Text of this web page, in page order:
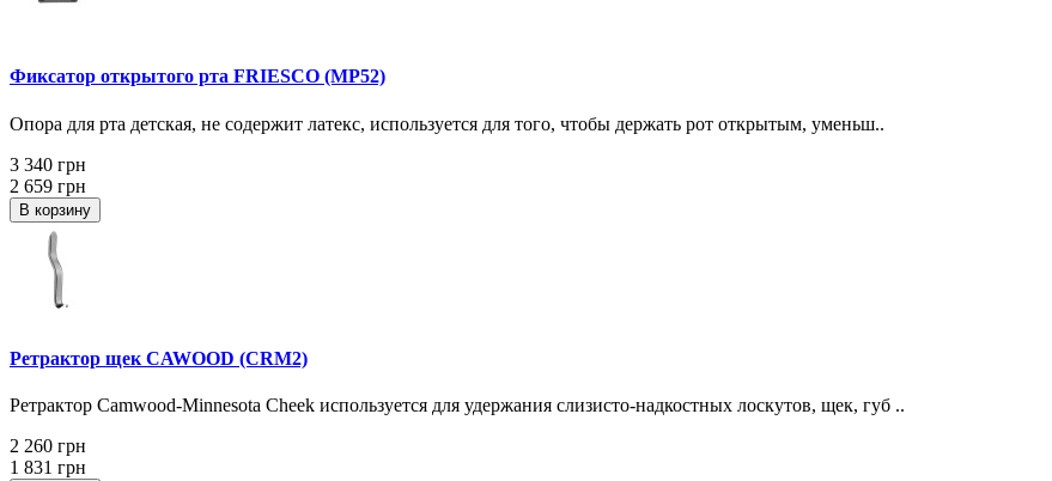
Фиксатор открытого рта FRIESCO (MP52)
Опора для рта детская, не содержит латекс, используется для того, чтобы держать рот открытым, уменьш..
3 340 грн
2 659 грн
В корзину
Ретрактор щек CAWOOD (CRM2)
Ретрактор Camwood-Minnesota Cheek используется для удержания слизисто-надкостных лоскутов, щек, губ ..
2 260 грн
1 831 грн